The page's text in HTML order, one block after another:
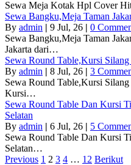
Sewa Meja Kotak Hpl Cover
Sewa Bangku,Meja Taman
By admin | 9 Jul, 26 | 0
Sewa Bangku,Meja Taman
Jakarta dari…
Sewa Round Table,Kursi
By admin | 8 Jul, 26 | 3
Sewa Round Table,Kursi
Kursi…
Sewa Round Table Dan Kursi
Selatan
By admin | 6 Jul, 26 | 5
Sewa Round Table Dan Kursi
Selatan…
Previous 1 2 3 4 … 12 Berikut